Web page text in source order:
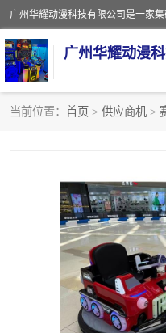
广州华耀动漫
当前位置： 首页 > 供应商机 >
赛车回收
模拟机回收
游戏厅回收